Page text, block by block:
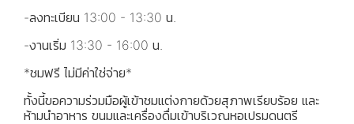
-ลงทะเบียน 13:00 - 13:30 น.
-งานเริ่ม 13:30 - 16:00 น.
*ชมฟรี ไม่มีค่าใช่จ่าย*
ทั้งนี้ขอความร่วมมือผู้เข้าชมแต่งกายด้วยสุภาพเรียบร้อย และ
ห้ามนำอาหาร ขนมและเครื่องดื่มเข้าบริเวณหอเปรมดนตรี